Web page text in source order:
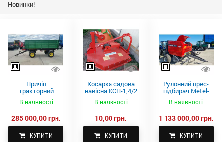
Новинки!
Причіп
тракторний
самоскидний
Spike 2 ПТС-4
В наявності
285 000,00 грн.
КУПИТИ
Косарка садова
навісна КСН-1,4/2
В наявності
10,00 грн.
КУПИТИ
Рулонний прес-
підбирач Metel-
Fach Z 587
В наявності
1 133 000,00 грн.
КУПИТИ